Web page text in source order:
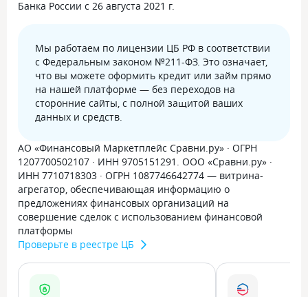
Банка России с 26 августа 2021 г.
Мы работаем по лицензии ЦБ РФ в соответствии
с Федеральным законом №211-ФЗ. Это означает,
что вы можете оформить кредит или займ прямо
на нашей платформе — без переходов на
сторонние сайты, с полной защитой ваших
данных и средств.
АО «Финансовый Маркетплейс Сравни.ру» · ОГРН
1207700502107 · ИНН 9705151291. ООО «Сравни.ру» ·
ИНН 7710718303 · ОГРН 1087746642774 — витрина-
агрегатор, обеспечивающая информацию о
предложениях финансовых организаций на
совершение сделок с использованием финансовой
платформы
Проверьте в реестре ЦБ